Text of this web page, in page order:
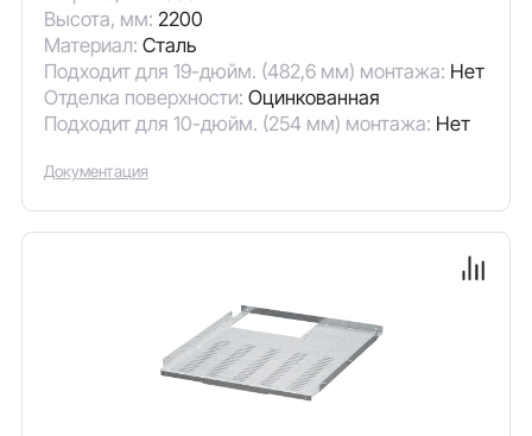
Высота, мм: 2200
Материал: Сталь
Подходит для 19-дюйм. (482,6 мм) монтажа: Нет
Отделка поверхности: Оцинкованная
Подходит для 10-дюйм. (254 мм) монтажа: Нет
Документация